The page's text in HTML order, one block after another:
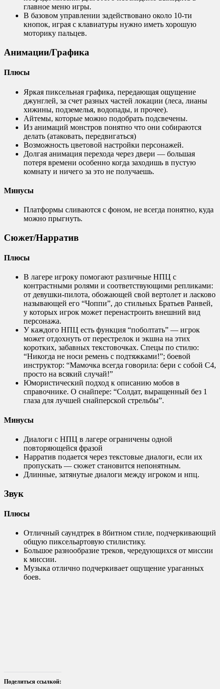
главное меню игры.
В базовом управлении задействовано около 10-ти
кнопок, играя с клавиатуры нужно иметь хорошую
моторику пальцев.
Анимации/Графика
Плюсы
Яркая пиксельная графика, передающая ощущение
джунглей, за счет разных частей локации (леса, лианы
хижины, подземелья, водопады, и прочее).
Айтемы, которые можно подобрать подсвечены.
Из анимаций монстров понятно что они собираются
делать (атаковать, передвигаться)
Возможность цветовой настройки персонажей.
Долгая анимация перехода через двери — большая
потеря времени особенно когда заходишь в пустую
комнату и ничего за это не получаешь.
Минусы
Платформы сливаются с фоном, не всегда понятно, куда
можно прыгнуть.
Сюжет/Нарратив
Плюсы
В лагере игроку помогают различные НПЦ с
контрастными ролями и соответствующими репликами:
от девушки-пилота, обожающей свой вертолет и ласково
называющей его “Чоппи”, до стильных Братьев Ранвей,
у которых игрок может перенастроить внешний вид
персонажа.
У каждого НПЦ есть функция “поболтать” — игрок
может отдохнуть от перестрелок и экшна на этих
коротких, забавных текстовочках. Спецы по стилю:
“Никогда не носи ремень с подтяжками!”; боевой
инструктор: “Мамочка всегда говорила: бери с собой С4,
просто на всякий случай!”
Юмористический подход к описанию мобов в
справочнике. О снайпере: “Солдат, выращенный без 1
глаза для лучшей снайперской стрельбы”.
Минусы
Диалоги с НПЦ в лагере ограничены одной
повторяющейся фразой
Нарратив подается через текстовые диалоги, если их
пропускать — сюжет становится непонятным.
Длинные, затянутые диалоги между игроком и нпц.
Звук
Плюсы
Отличный саундтрек в 8битном стиле, подчеркивающий
общую пиксельартовую стилистику.
Большое разнообразие треков, чередующихся от миссии
к миссии.
Музыка отлично подчеркивает ощущение ураганных
боев.
Поделиться ссылкой: